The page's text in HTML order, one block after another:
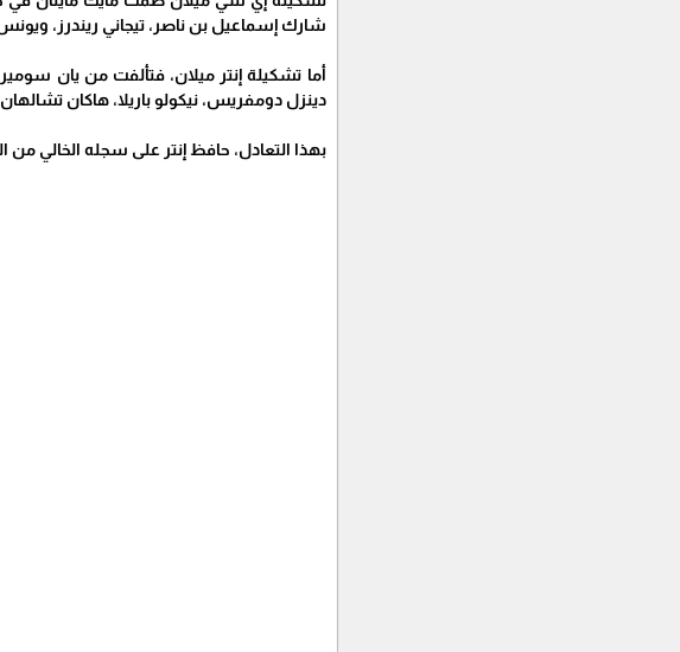
شارك إسماعيل بن ناصر، تيجاني ريندرز،
أما تشكيلة إنتر ميلان، فتألفت من يان
دينزل دومفريس، نيكولو باريلا، هاكان
بهذا التعادل، حافظ إنتر على سجله الخالي من الهزائم في آخر 17 مباراة في الدوري، بينما يسعى ميلان